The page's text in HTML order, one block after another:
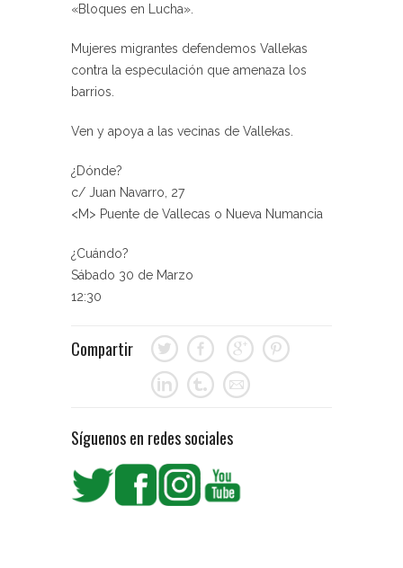
«Bloques en Lucha».
Mujeres migrantes defendemos Vallekas
contra la especulación que amenaza los
barrios.
Ven y apoya a las vecinas de Vallekas.
¿Dónde?
c/ Juan Navarro, 27
<M> Puente de Vallecas o Nueva Numancia
¿Cuándo?
Sábado 30 de Marzo
12:30
Compartir
Síguenos en redes sociales